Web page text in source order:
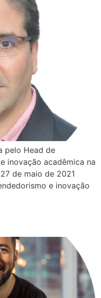
pelo Head de
inovação acadêmica na
de maio de 2021
e inovação